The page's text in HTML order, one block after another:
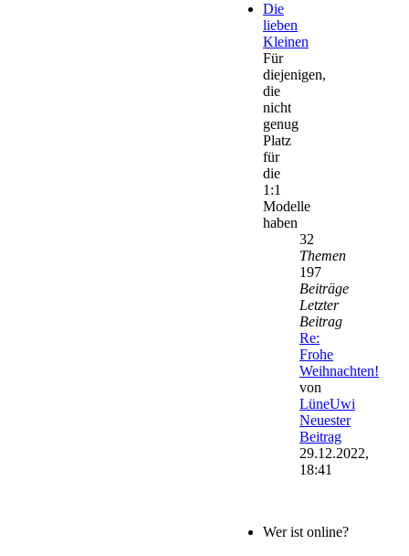
Die
lieben
Kleinen
Für
diejenigen,
die
nicht
genug
Platz
für
die
1:1
Modelle
haben
32
Themen
197
Beiträge
Letzter
Beitrag
Re:
Frohe
Weihnachten!
von
LüneUwi
Neuester
Beitrag
29.12.2022,
18:41
Wer ist online?